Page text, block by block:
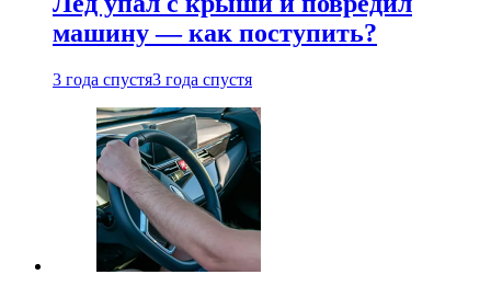
машину — как поступить?
3 года спустя3 года спустя